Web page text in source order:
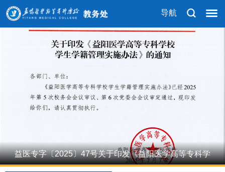
导航
益医专字〔2025〕47号关于印发《益阳医学高等专科学